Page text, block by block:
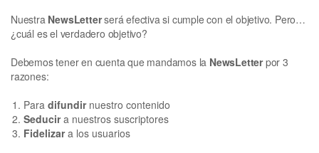
Nuestra NewsLetterserá efectiva si cumple con el objetivo. Pero…
¿cuál es el verdadero objetivo?
Debemos tener en cuenta que mandamos la NewsLetterpor 3
razones:
Para difundirnuestro contenido
Seducira nuestros suscriptores
Fidelizara los usuarios